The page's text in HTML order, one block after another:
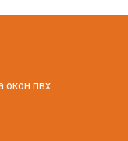
окон пвх